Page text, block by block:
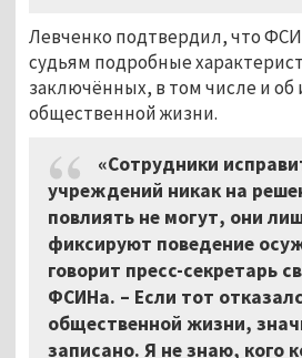
Левченко подтвердил, что
судьям подробные
заключённых, в том числе и об
общественной жизни.
«Сотрудники
учреждений никак на
повлиять не могут, они
фиксируют поведение
говорит пресс-секретарь
ФСИНа. – Если тот
общественной жизни,
записано. Я не знаю, кого